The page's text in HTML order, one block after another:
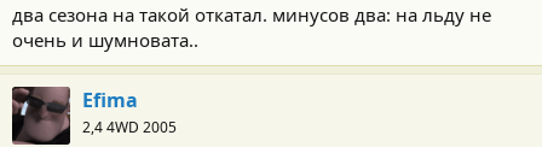
два сезона на такой откатал. минусов два: на льду не
очень и шумновата..
Efima
2,4 4WD 2005